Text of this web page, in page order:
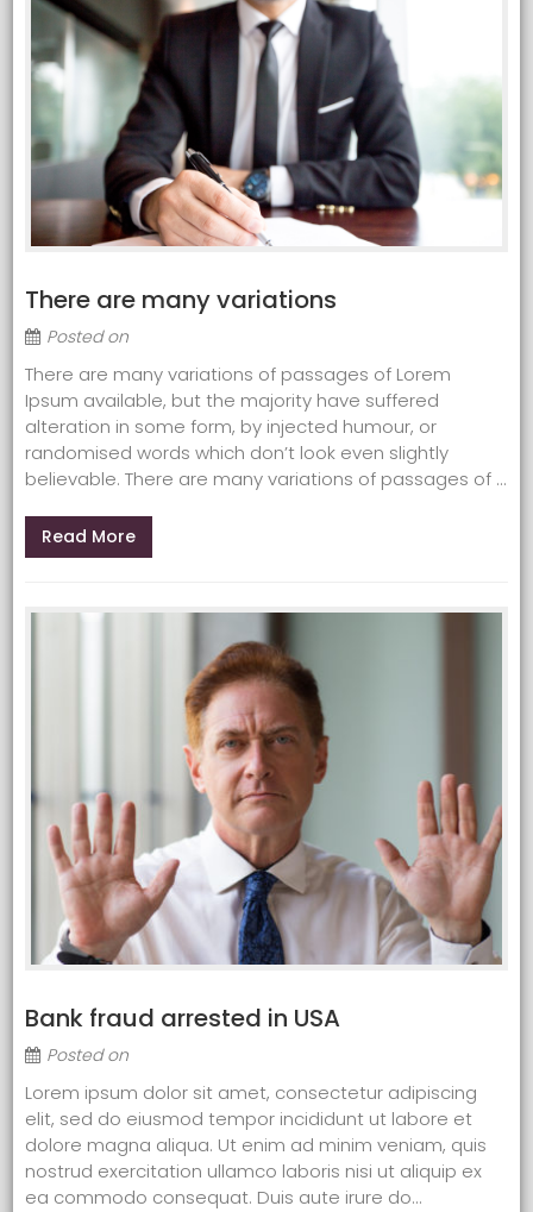
There are many variations
Posted on
There are many variations of passages of Lorem
Ipsum available, but the majority have suffered
alteration in some form, by injected humour, or
randomised words which don’t look even slightly
believable. There are many variations of passages of ...
Read More
Bank fraud arrested in USA
Posted on
Lorem ipsum dolor sit amet, consectetur adipiscing
elit, sed do eiusmod tempor incididunt ut labore et
dolore magna aliqua. Ut enim ad minim veniam, quis
nostrud exercitation ullamco laboris nisi ut aliquip ex
ea commodo consequat. Duis aute irure do...